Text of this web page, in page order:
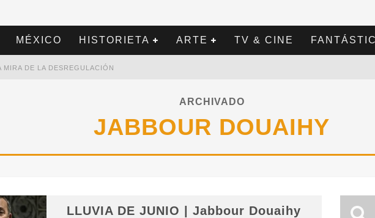
MÉXICO HISTORIETA ARTE TV & CINE
MIRA DE LA DESREGULACIÓN
ARCHIVADO
JABBOUR DOUAIHY
LLUVIA DE JUNIO | Jabbour Douaihy